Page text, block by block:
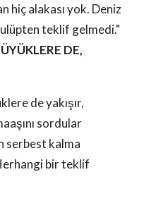
hiç alakası yok. Deniz
teklif gelmedi."
DE,
de yakışır,
sordular
serbest kalma
bir teklif